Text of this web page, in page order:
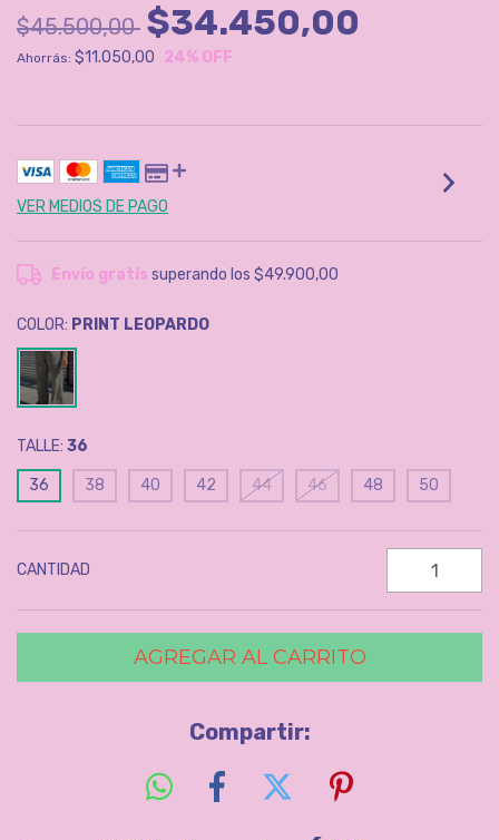
$45.500,00 $34.450,00
Ahorrás: $11.050,00 24% OFF
VER MEDIOS DE PAGO
Envío gratis superando los$49.900,00
COLOR: PRINT LEOPARDO
TALLE: 36
36 38 40 42 44 46 48 50
CANTIDAD
Compartir: